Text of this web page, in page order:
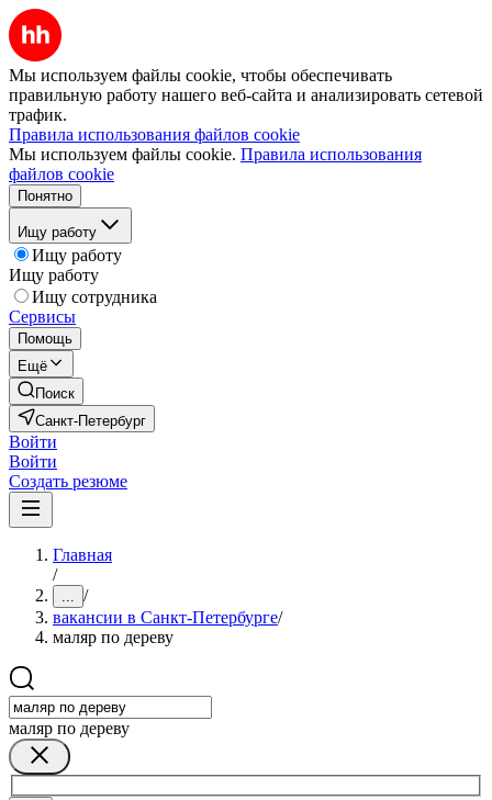
Мы используем файлы cookie, чтобы обеспечивать
правильную работу нашего веб-сайта и анализировать сетевой
трафик.
Правила использования файлов cookie
Мы используем файлы cookie. Правила использования
файлов cookie
Понятно
Ищу работу
Ищу работу
Ищу работу
Ищу сотрудника
Сервисы
Помощь
Ещё
Поиск
Санкт-Петербург
Войти
Войти
Создать резюме
Главная
/
... /
вакансии в Санкт-Петербурге/
маляр по дереву
маляр по дереву